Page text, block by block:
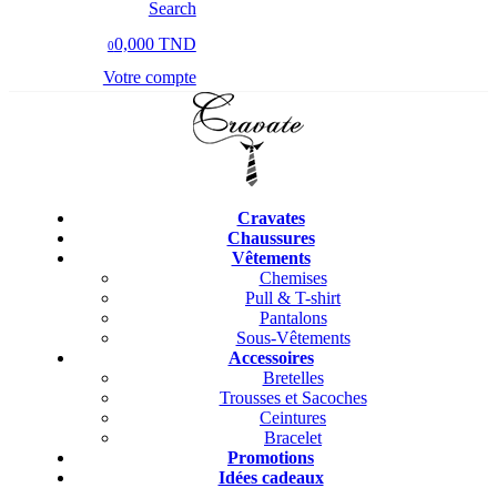
Search
00,000 TND
Votre compte
Cravates
Chaussures
Vêtements
Chemises
Pull & T-shirt
Pantalons
Sous-Vêtements
Accessoires
Bretelles
Trousses et Sacoches
Ceintures
Bracelet
Promotions
Idées cadeaux